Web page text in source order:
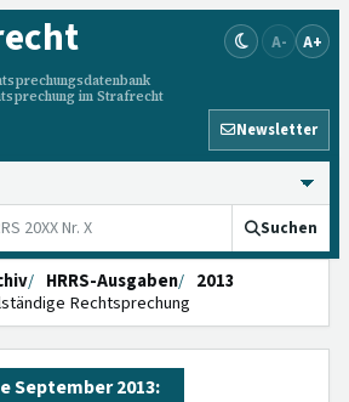
im Strafrecht
A- A+
Newsletter
Suchen
HRRS-Ausgaben
2013
Rechtsprechung
September 2013: